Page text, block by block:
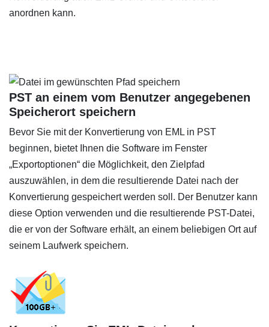
anordnen kann.
PST an einem vom Benutzer angegebenen
Speicherort speichern
Bevor Sie mit der Konvertierung von EML in PST
beginnen, bietet Ihnen die Software im Fenster
„Exportoptionen“ die Möglichkeit, den Zielpfad
auszuwählen, in dem die resultierende Datei nach der
Konvertierung gespeichert werden soll. Der Benutzer kann
diese Option verwenden und die resultierende PST-Datei,
die er von der Software erhält, an einem beliebigen Ort auf
seinem Laufwerk speichern.